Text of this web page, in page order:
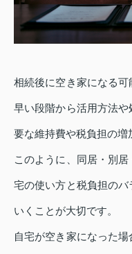
相続後に空き家になる
早い段階から活用方法
要な維持費や税負担の増
このように、同居・別
宅の使い方と税負担の
いくことが大切です。
自宅が空き家になった